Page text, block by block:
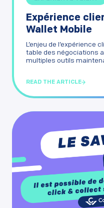
Expérience
Wallet Mobile
L’enjeu de l’expérience
table des négociations
multiples outils
READ THE ARTICLE